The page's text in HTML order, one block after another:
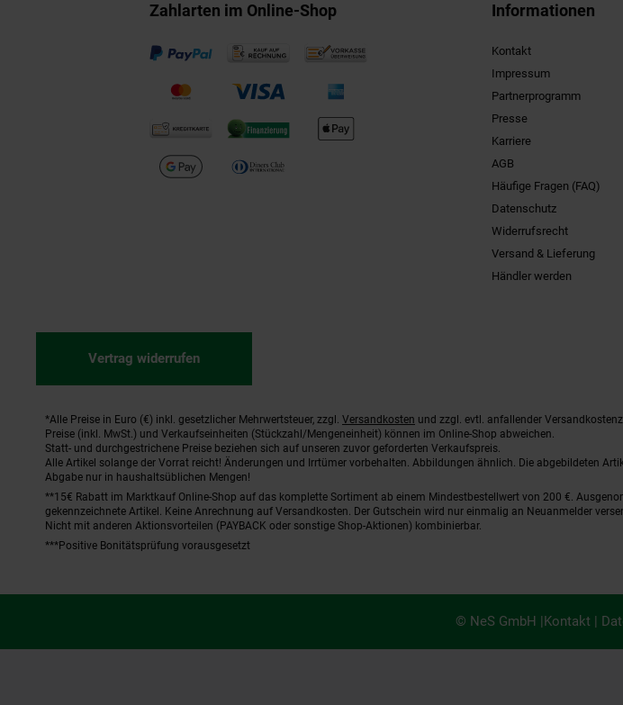
Zahlarten im Online-Shop Informationen
Kontakt
Impressum
Partnerprogramm
Presse
Karriere
AGB
Häufige Fragen (FAQ)
Datenschutz
Widerrufsrecht
Versand & Lieferung
Händler werden
Vertrag widerrufen
Fußnoten
*Alle Preise in Euro (€) inkl. gesetzlicher Mehrwertsteuer, zzgl. Versandkosten und zzgl. evtl. anfallender
Preise (inkl. MwSt.) und Verkaufseinheiten (Stückzahl/Mengeneinheit) können im Online-Shop abweichen.
Statt- und durchgestrichene Preise beziehen sich auf unseren zuvor geforderten Verkaufspreis.
Alle Artikel solange der Vorrat reicht! Änderungen und Irrtümer vorbehalten. Abbildungen ähnlich. Die abgebildeten
Abgabe nur in haushaltsüblichen Mengen!
**15€ Rabatt im Marktkauf Online-Shop auf das komplette Sortiment ab einem Mindestbestellwert von 200 €.
gekennzeichnete Artikel. Keine Anrechnung auf Versandkosten. Der Gutschein wird nur einmalig an Neuanmelder
Nicht mit anderen Aktionsvorteilen (PAYBACK oder sonstige Shop-Aktionen) kombinierbar.
***Positive Bonitätsprüfung vorausgesetzt
© NeS GmbH |Kontakt |